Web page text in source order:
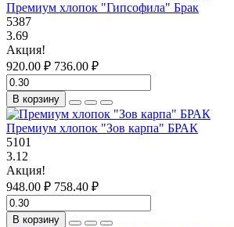
Премиум хлопок "Гипсофила" Брак
5387
3.69
Акция!
920.00 ₽ 736.00 ₽
В корзину
Премиум хлопок "Зов карпа" БРАК
5101
3.12
Акция!
948.00 ₽ 758.40 ₽
В корзину